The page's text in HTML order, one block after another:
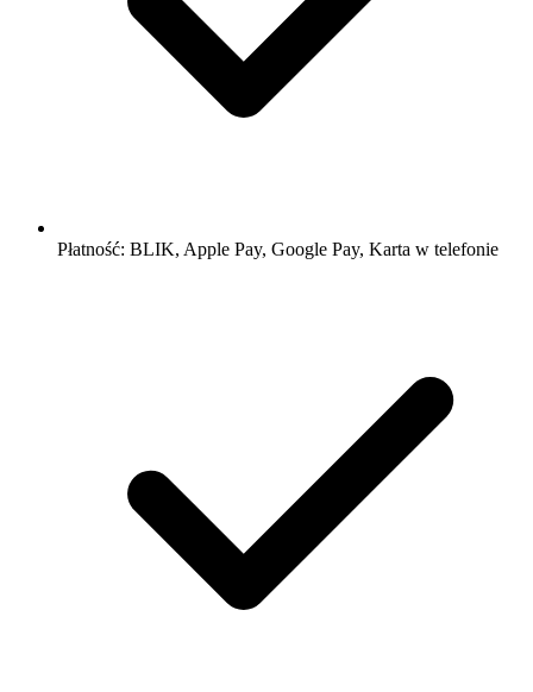
Płatność: BLIK, Apple Pay, Google Pay, Karta w telefonie